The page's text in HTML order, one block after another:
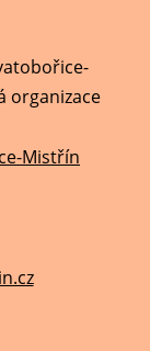
organizace
Mistřín